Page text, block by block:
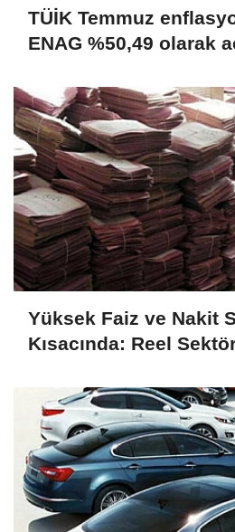
TÜİK Temmuz
ENAG %50,49 olarak
Yüksek Faiz ve Nakit
Kısacında: Reel